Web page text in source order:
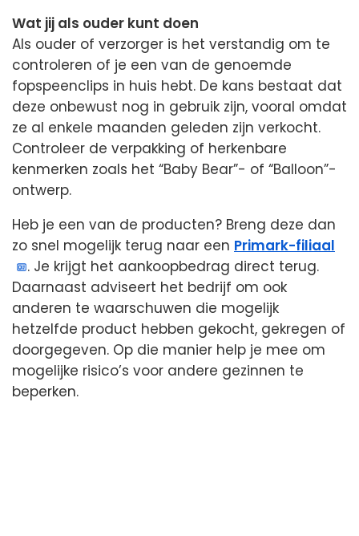
Wat jij als ouder kunt doen
Als ouder of verzorger is het verstandig om te
controleren of je een van de genoemde
fopspeenclips in huis hebt. De kans bestaat dat
deze onbewust nog in gebruik zijn, vooral omdat
ze al enkele maanden geleden zijn verkocht.
Controleer de verpakking of herkenbare
kenmerken zoals het “Baby Bear”- of “Balloon”-
ontwerp.
Heb je een van de producten? Breng deze dan
zo snel mogelijk terug naar een Primark-filiaal
. Je krijgt het aankoopbedrag direct terug.
Daarnaast adviseert het bedrijf om ook
anderen te waarschuwen die mogelijk
hetzelfde product hebben gekocht, gekregen of
doorgegeven. Op die manier help je mee om
mogelijke risico’s voor andere gezinnen te
beperken.